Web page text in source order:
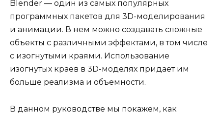
Blender — один из самых популярных
программных пакетов для 3D-моделирования
и анимации. В нем можно создавать сложные
объекты с различными эффектами, в том числе
с изогнутыми краями. Использование
изогнутых краев в 3D-моделях придает им
больше реализма и объемности.
В данном руководстве мы покажем, как